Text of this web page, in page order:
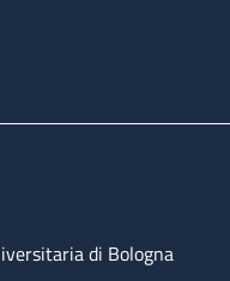
di Bologna